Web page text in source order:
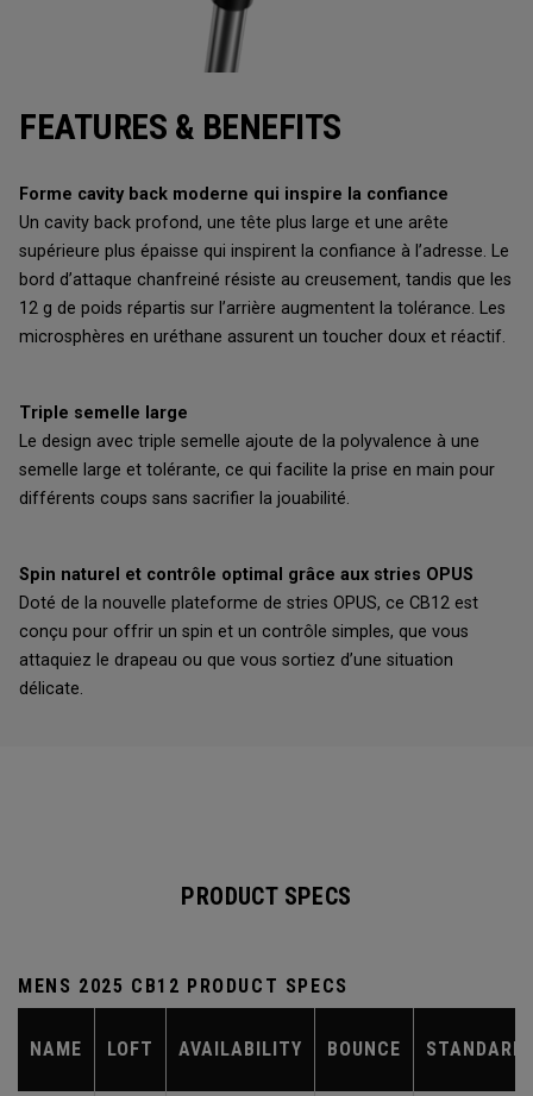
FEATURES & BENEFITS
Forme cavity back moderne qui inspire la confiance
Un cavity back profond, une tête plus large et une arête
supérieure plus épaisse qui inspirent la confiance à l’adresse. Le
bord d’attaque chanfreiné résiste au creusement, tandis que les
12 g de poids répartis sur l’arrière augmentent la tolérance. Les
microsphères en uréthane assurent un toucher doux et réactif.
Triple semelle large
Le design avec triple semelle ajoute de la polyvalence à une
semelle large et tolérante, ce qui facilite la prise en main pour
différents coups sans sacrifier la jouabilité.
Spin naturel et contrôle optimal grâce aux stries OPUS
Doté de la nouvelle plateforme de stries OPUS, ce CB12 est
conçu pour offrir un spin et un contrôle simples, que vous
attaquiez le drapeau ou que vous sortiez d’une situation
délicate.
PRODUCT SPECS
MENS 2025 CB12 PRODUCT SPECS
NAME LOFT AVAILABILITY BOUNCE STANDARD